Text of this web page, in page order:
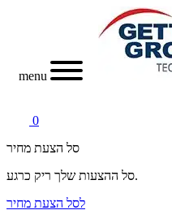
menu
0
סל הצעת מחיר
סל ההצעות שלך ריק כרגע.
לסל הצעת מחיר